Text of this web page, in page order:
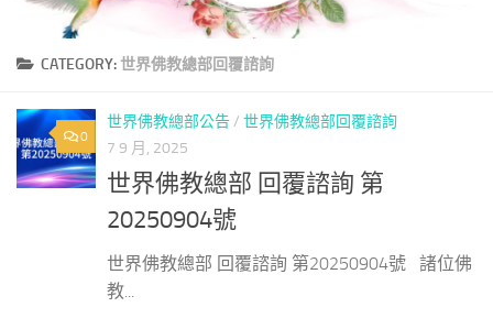
CATEGORY:世界佛教總部回覆諮詢
0
世界佛教總部公告/ 世界佛教總部回覆諮詢
7 9 月, 2025
世界佛教總部 回覆諮詢 第
20250904號
世界佛教總部 回覆諮詢 第20250904號 諸位佛
教...